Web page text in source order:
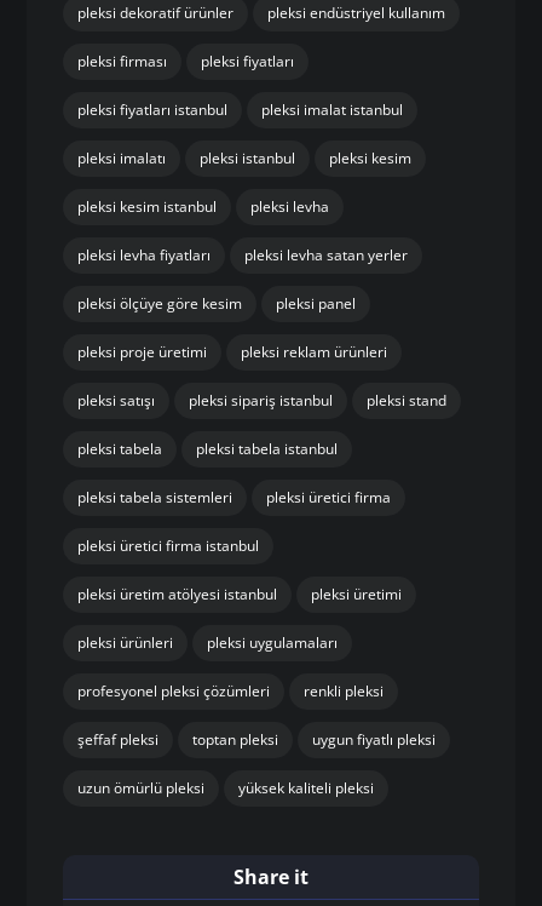
pleksi dekoratif ürünler pleksi endüstriyel kullanım
pleksi firması pleksi fiyatları
pleksi fiyatları istanbul pleksi imalat istanbul
pleksi imalatı pleksi istanbul pleksi kesim
pleksi kesim istanbul pleksi levha
pleksi levha fiyatları pleksi levha satan yerler
pleksi ölçüye göre kesim pleksi panel
pleksi proje üretimi pleksi reklam ürünleri
pleksi satışı pleksi sipariş istanbul pleksi stand
pleksi tabela pleksi tabela istanbul
pleksi tabela sistemleri pleksi üretici firma
pleksi üretici firma istanbul
pleksi üretim atölyesi istanbul pleksi üretimi
pleksi ürünleri pleksi uygulamaları
profesyonel pleksi çözümleri renkli pleksi
şeffaf pleksi toptan pleksi uygun fiyatlı pleksi
uzun ömürlü pleksi yüksek kaliteli pleksi